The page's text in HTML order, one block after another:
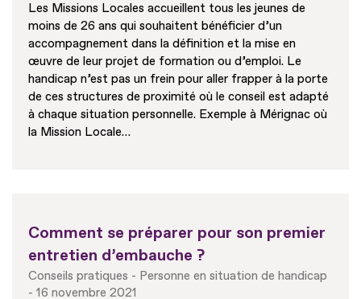
Les Missions Locales accueillent tous les jeunes de
moins de 26 ans qui souhaitent bénéficier d’un
accompagnement dans la définition et la mise en
œuvre de leur projet de formation ou d’emploi. Le
handicap n’est pas un frein pour aller frapper à la porte
de ces structures de proximité où le conseil est adapté
à chaque situation personnelle. Exemple à Mérignac où
la Mission Locale…
Comment se préparer pour son premier
entretien d’embauche ?
Conseils pratiques
Personne en situation de handicap
16 novembre 2021